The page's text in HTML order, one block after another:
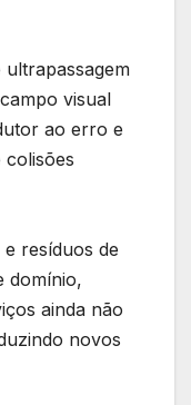
ultrapassagem
visual
ao erro e
colisões
resíduos de
domínio,
ainda não
novos